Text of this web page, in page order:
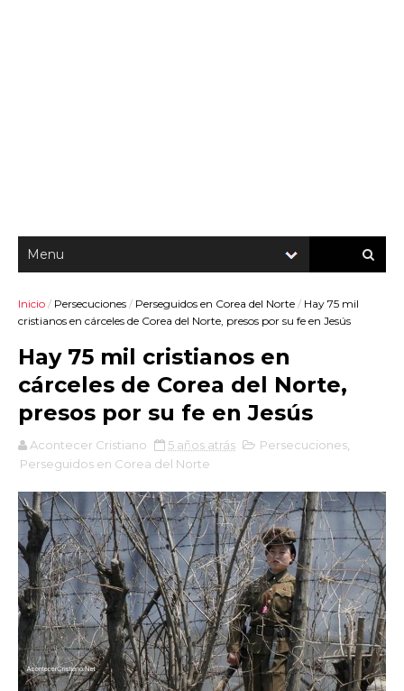
Inicio / Persecuciones / Perseguidos en Corea del Norte / Hay 75 mil
cristianos en cárceles de Corea del Norte, presos por su fe en Jesús
Hay 75 mil cristianos en
cárceles de Corea del Norte,
presos por su fe en Jesús
Acontecer Cristiano 5 años atrás Persecuciones
Perseguidos en Corea del Norte